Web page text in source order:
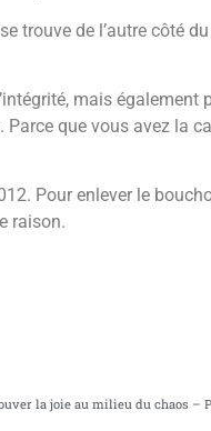
trouve de l’autre côté
mais également
Parce que vous avez la
Pour enlever le
raison.
la joie au milieu du chaos –